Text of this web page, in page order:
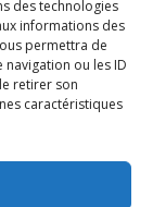
des technologies
informations des
permettra de
ou les ID
retirer son
caractéristiques